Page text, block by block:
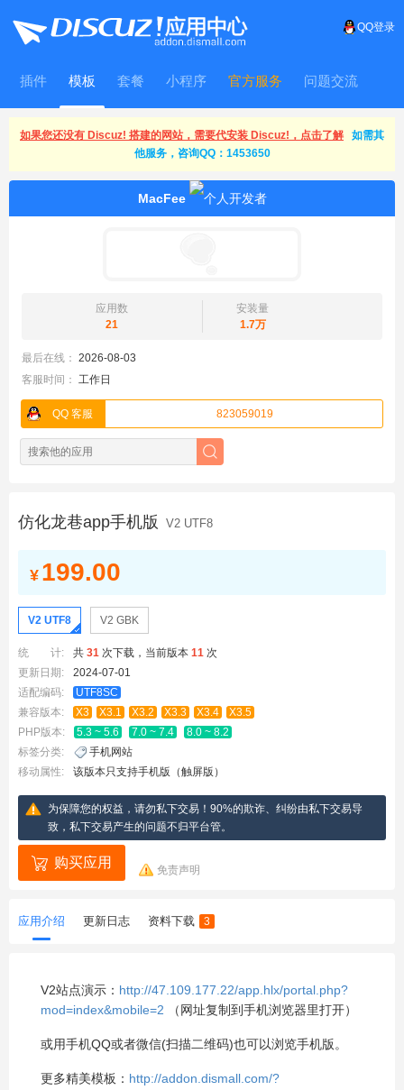
QQ登录
插件 模板 套餐 小程序 官方服务 问题交流
WitFrame
如果您还没有 Discuz! 搭建的网站，需要代安装 Discuz!，点击了解
如需其
他服务，咨询QQ：1453650
MacFee
应用数
21
安装量
1.7万
最后在线： 2026-08-03
客服时间： 工作日
QQ 客服 823059019
仿化龙巷app手机版 V2 UTF8
¥ 199.00
V2 UTF8 V2 GBK
统 计: 共 31 次下载，当前版本 11 次
更新日期:
2024-07-01
适配编码:
UTF8SC
兼容版本:
X3 X3.1 X3.2 X3.3 X3.4
X3.5
PHP版本:
5.3 ~ 5.6 7.0 ~ 7.4
8.0 ~ 8.2
标签分类:
手机网站
移动属性:
该版本只支持手机版（触屏版）
为保障您的权益，请勿私下交易！90%的欺诈、纠纷由私下交易导
致，私下交易产生的问题不归平台管。
购买应用 免责声明
应用介绍 更新日志 资料下载 3
V2站点演示： http://47.109.177.22/app.hlx/portal.php?
mod=index&mobile=2 （网址复制到手机浏览器里打开）
或用手机QQ或者微信(扫描二维码)也可以浏览手机版。
更多精美模板： http://addon.dismall.com/?